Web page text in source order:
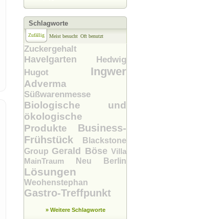
Schlagworte
Zufällig Meist besucht Oft benutzt
Zuckergehalt
Havelgarten Hedwig
Hugot Ingwer
Adverma
Süßwarenmesse
Biologische und
ökologische
Produkte Business-
Frühstück
Blackstone
Group Gerald BöseVilla
MainTraum
Neu Berlin
Lösungen
Weohenstephan
Gastro-Treffpunkt
» Weitere Schlagworte